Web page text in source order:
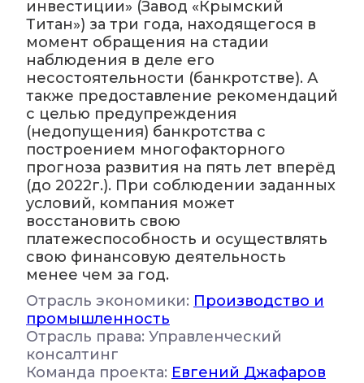
инвестиции» (Завод «Крымский
Титан») за три года, находящегося в
момент обращения на стадии
наблюдения в деле его
несостоятельности (банкротстве). А
также предоставление рекомендаций
с целью предупреждения
(недопущения) банкротства с
построением многофакторного
прогноза развития на пять лет вперёд
(до 2022г.). При соблюдении заданных
условий, компания может
восстановить свою
платежеспособность и осуществлять
свою финансовую деятельность
менее чем за год.
Отрасль экономики: Производство и
промышленность
Отрасль права: Управленческий
консалтинг
Команда проекта: Евгений Джафаров